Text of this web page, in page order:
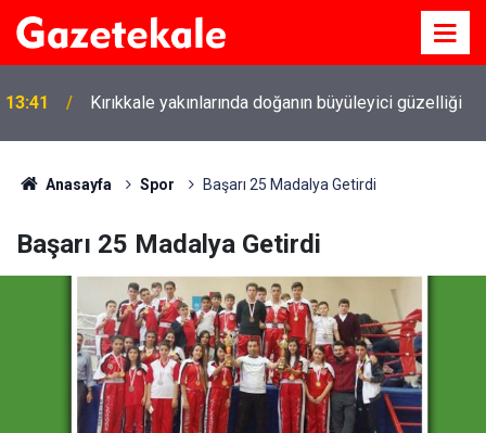
13:41 Kırıkkale yakınlarında doğanın büyüleyici güzelliği
Anasayfa Spor Başarı 25 Madalya Getirdi
Başarı 25 Madalya Getirdi